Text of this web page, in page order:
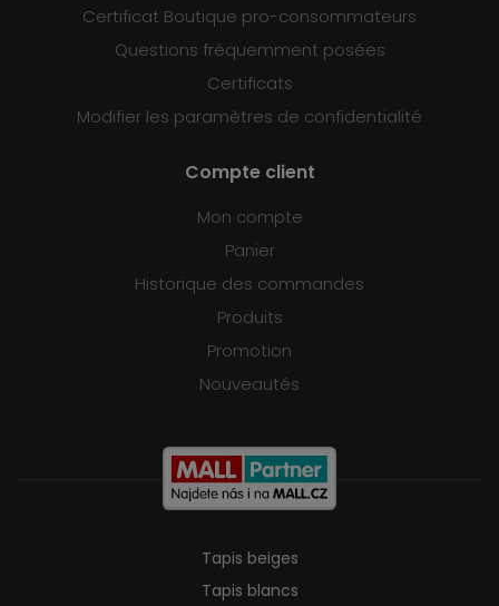
Certificat Boutique pro-consommateurs
Questions fréquemment posées
Certificats
Modifier les paramètres de confidentialité
Compte client
Mon compte
Panier
Historique des commandes
Produits
Promotion
Nouveautés
Tapis beiges
Tapis blancs